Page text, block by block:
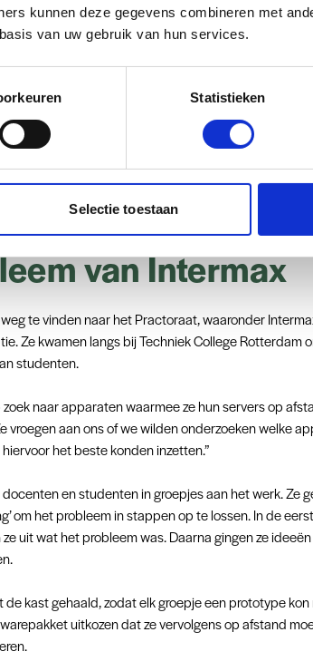
kunnen deze gegevens combineren met
van uw gebruik van hun services.
Statistieken
Selectie toestaan
ook een verandering voor docenten. Waar zij
nu vooral een facilitator en coach voor studenten. Ze
te denken, creatief te zijn en oplossingen te vinden,
van docenten hierdoor misschien wel belangrijker
om zelf op onderzoek uit te gaan. Dat vereist
om een leeromgeving te creëren waarin studenten
van kennis.
van Intermax
te vinden naar het Practoraat, waaronder
Ze kwamen langs bij Techniek College Rotterdam
studenten.
naar apparaten waarmee ze hun servers op
vroegen aan ons of we wilden onderzoeken welke
het beste konden inzetten.”
en studenten in groepjes aan het werk. Ze
om het probleem in stappen op te lossen. In de
uit wat het probleem was. Daarna gingen ze
de kast gehaald, zodat elk groepje een prototype kon
uitkozen dat ze vervolgens op afstand